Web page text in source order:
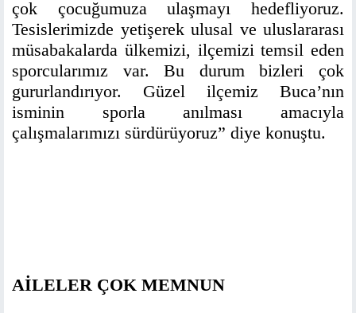
çok çocuğumuza ulaşmayı hedefliyoruz.
Tesislerimizde yetişerek ulusal ve uluslararası
müsabakalarda ülkemizi, ilçemizi temsil eden
sporcularımız var. Bu durum bizleri çok
gururlandırıyor. Güzel ilçemiz Buca’nın
isminin sporla anılması amacıyla
çalışmalarımızı sürdürüyoruz” diye konuştu.
AİLELER ÇOK MEMNUN